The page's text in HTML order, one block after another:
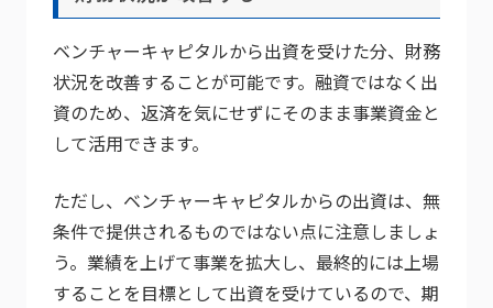
ベンチャーキャピタルから出資を受けた分、財務
状況を改善することが可能です。融資ではなく出
資のため、返済を気にせずにそのまま事業資金と
して活用できます。
ただし、ベンチャーキャピタルからの出資は、無
条件で提供されるものではない点に注意しましょ
う。業績を上げて事業を拡大し、最終的には上場
することを目標として出資を受けているので、期